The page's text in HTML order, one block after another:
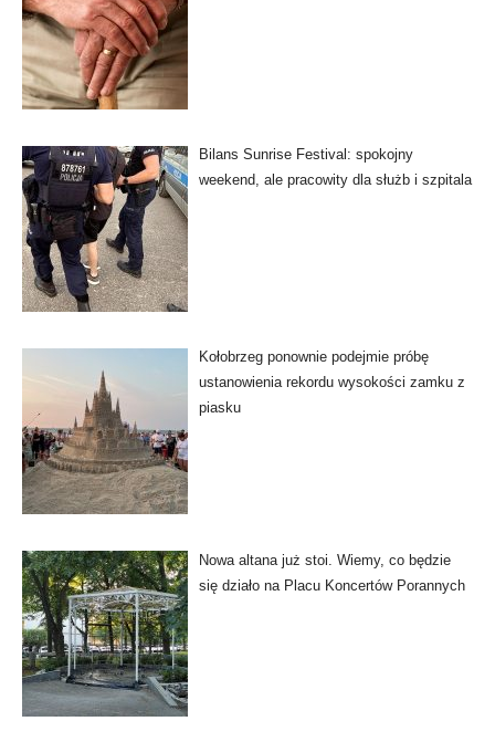
Bilans Sunrise Festival: spokojny
weekend, ale pracowity dla służb i szpitala
Kołobrzeg ponownie podejmie próbę
ustanowienia rekordu wysokości zamku z
piasku
Nowa altana już stoi. Wiemy, co będzie
się działo na Placu Koncertów Porannych